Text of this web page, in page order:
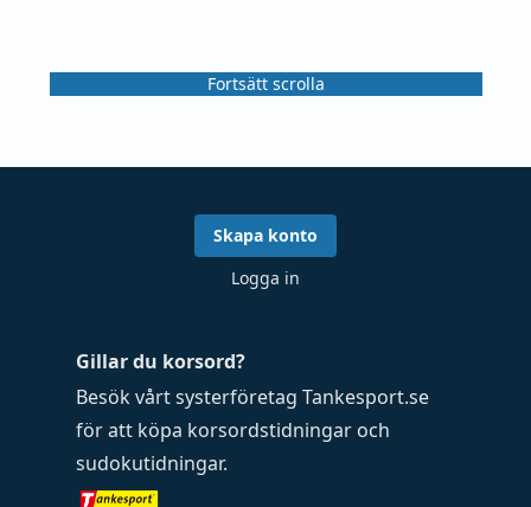
Fortsätt scrolla
Gillar du korsord?
Besök vårt systerföretag Tankesport.se
för att köpa korsordstidningar och
sudokutidningar.
Skapa konto
Logga in